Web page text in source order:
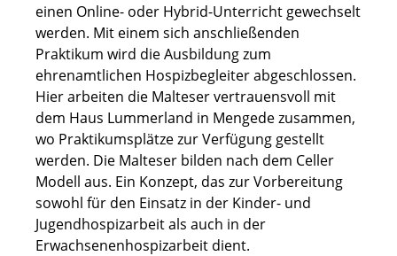
einen Online- oder Hybrid-Unterricht gewechselt
werden. Mit einem sich anschließenden
Praktikum wird die Ausbildung zum
ehrenamtlichen Hospizbegleiter abgeschlossen.
Hier arbeiten die Malteser vertrauensvoll mit
dem Haus Lummerland in Mengede zusammen,
wo Praktikumsplätze zur Verfügung gestellt
werden. Die Malteser bilden nach dem Celler
Modell aus. Ein Konzept, das zur Vorbereitung
sowohl für den Einsatz in der Kinder- und
Jugendhospizarbeit als auch in der
Erwachsenenhospizarbeit dient.